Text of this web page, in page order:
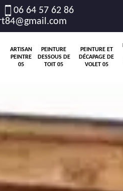
06 64 57 62 86
ARTISAN
PEINTRE
05
PEINTURE
DESSOUS DE
TOIT 05
PEINTURE ET
DÉCAPAGE DE
VOLET 05